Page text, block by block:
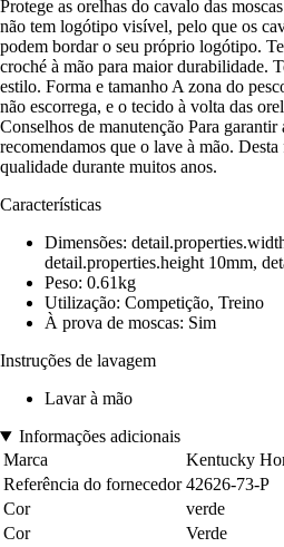
Protege as orelhas do cavalo das
não tem logótipo visível, pelo que os
podem bordar o seu próprio logótipo.
croché à mão para maior durabilidade.
estilo. Forma e tamanho A zona do
não escorrega, e o tecido à volta das
Conselhos de manutenção Para
recomendamos que o lave à mão.
qualidade durante muitos anos.
Características
Dimensões:
detail.properties.height 10mm,
Peso: 0.61kg
Utilização: Competição, Treino
À prova de moscas: Sim
Instruções de lavagem
Lavar à mão
Informações adicionais
Marca
Kentucky
Referência do fornecedor 42626-73-P
Cor
verde
Cor
Verde